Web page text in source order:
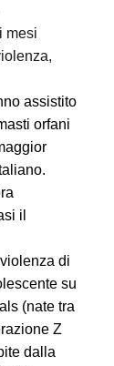
mesi
assistito
orfani
il
di
su
(nate tra
Z
dalla